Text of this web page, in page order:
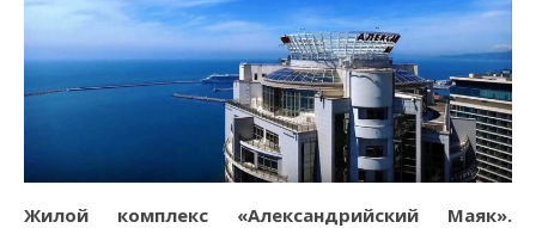
Жилой комплекс «Александрийский Маяк».